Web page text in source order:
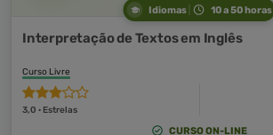
Idiomas 10 a 50 horas
Interpretação de Textos em Inglês
Curso Livre
3,0 · Estrelas
CURSO ON-LINE